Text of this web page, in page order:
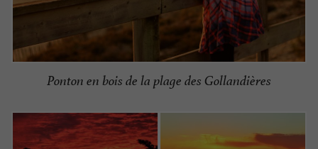
Ponton en bois de la plage des Gollandières